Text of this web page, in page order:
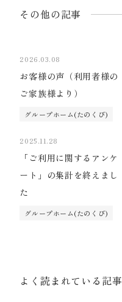
その他の記事
2026.03.08
お客様の声（利用者様の
ご家族様より）
グループホーム(たのくび)
2025.11.28
「ご利用に関するアンケ
ート」の集計を終えまし
た
グループホーム(たのくび)
よく読まれている記事